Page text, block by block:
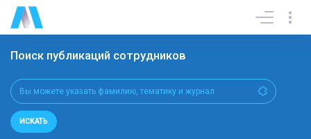
Поиск публикаций сотрудников
ИСКАТЬ